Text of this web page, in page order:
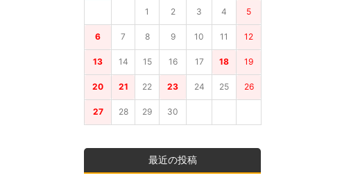
1 2 3 4 5
6 7 8 9 10 11 12
13 14 15 16 17 18 19
20 21 22 23 24 25 26
27 28 29 30
最近の投稿